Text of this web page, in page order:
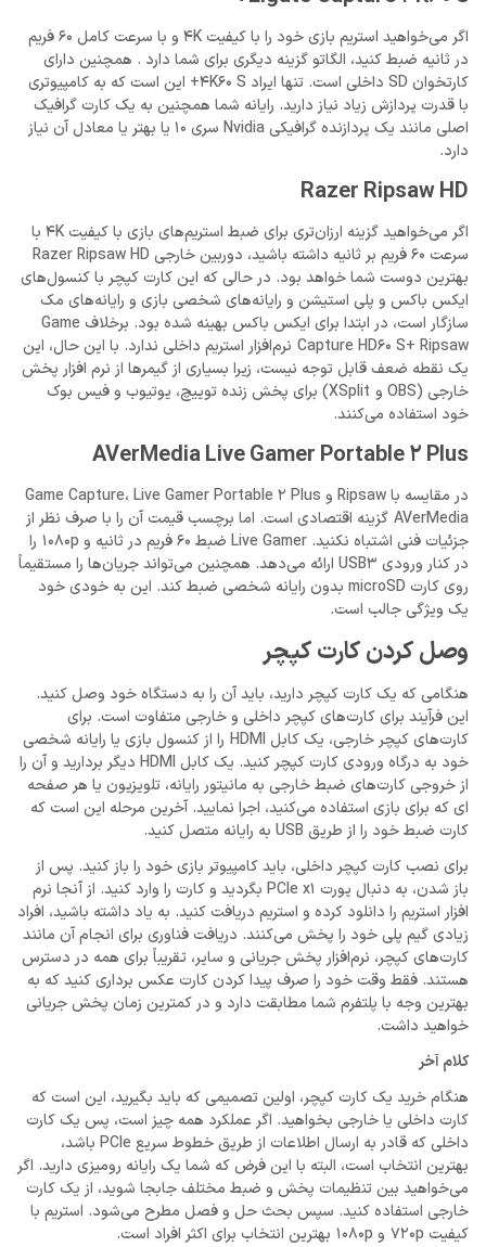
اگر می‌خواهید استریم بازی خود را با کیفیت 4K و با سرعت کامل 60 فریم
در ثانیه ضبط کنید، الگاتو گزینه دیگری برای شما دارد . همچنین دارای
کارتخوان SD داخلی است. تنها ایراد 4K60 S+ این است که به کامپیوتری
با قدرت پردازش زیاد نیاز دارید. رایانه شما همچنین به یک کارت گرافیک
اصلی مانند یک پردازنده گرافیکی Nvidia سری 10 یا بهتر یا معادل آن نیاز
دارد.
Razer Ripsaw HD
اگر می‌خواهید گزینه ارزان‌تری برای ضبط استریم‌های بازی با کیفیت 4K با
سرعت 60 فریم بر ثانیه داشته باشید، دوربین خارجی Razer Ripsaw HD
بهترین دوست شما خواهد بود. در حالی که این کارت کپچر با کنسول‌های
ایکس باکس و پلی استیشن و رایانه‌های شخصی بازی و رایانه‌های مک
سازگار است، در ابتدا برای ایکس باکس بهینه شده بود. برخلاف Game
Capture HD60 S+ Ripsaw نرم‌افزار استریم داخلی ندارد. با این حال، این
یک نقطه ضعف قابل توجه نیست، زیرا بسیاری از گیمرها از نرم افزار پخش
خارجی (OBS و XSplit) برای پخش زنده توییچ، یوتیوب و فیس بوک
خود استفاده می‌کنند.
AVerMedia Live Gamer Portable 2 Plus
در مقایسه با Ripsaw و Game Capture، Live Gamer Portable 2 Plus
AVerMedia گزینه اقتصادی است. اما برچسب قیمت آن را با صرف نظر از
جزئیات فنی اشتباه نکنید. Live Gamer ضبط 60 فریم در ثانیه و 1080p را
در کنار ورودی USB3 ارائه می‌دهد. همچنین می‌تواند جریان‌ها را مستقیماً
روی کارت microSD بدون رایانه شخصی ضبط کند. این به خودی خود
یک ویژگی جالب است.
وصل کردن کارت کپچر
هنگامی که یک کارت کپچر دارید، باید آن را به دستگاه خود وصل کنید.
این فرآیند برای کارت‌های کپچر داخلی و خارجی متفاوت است. برای
کارت‌های کپچر خارجی، یک کابل HDMI را از کنسول بازی یا رایانه شخصی
خود به درگاه ورودی کارت کپچر کنید. یک کابل HDMI دیگر بردارید و آن را
از خروجی کارت‌های ضبط خارجی به مانیتور رایانه، تلویزیون یا هر صفحه
ای که برای بازی استفاده می‌کنید، اجرا نمایید. آخرین مرحله این است که
کارت ضبط خود را از طریق USB به رایانه متصل کنید.
برای نصب کارت کپچر داخلی، باید کامپیوتر بازی خود را باز کنید. پس از
باز شدن، به دنبال پورت PCIe x1 بگردید و کارت را وارد کنید. از آنجا نرم
افزار استریم را دانلود کرده و استریم دریافت کنید. به یاد داشته باشید، افراد
زیادی گیم پلی خود را پخش می‌کنند. دریافت فناوری برای انجام آن مانند
کارت‌های کپچر، نرم‌افزار پخش جریانی و سایر، تقریباً برای همه در دسترس
هستند. فقط وقت خود را صرف پیدا کردن کارت عکس برداری کنید که به
بهترین وجه با پلتفرم شما مطابقت دارد و در کمترین زمان پخش جریانی
خواهید داشت.
کلام آخر
هنگام خرید یک کارت کپچر، اولین تصمیمی که باید بگیرید، این است که
کارت داخلی یا خارجی بخواهید. اگر عملکرد همه چیز است، پس یک کارت
داخلی که قادر به ارسال اطلاعات از طریق خطوط سریع PCIe باشد،
بهترین انتخاب است، البته با این فرض که شما یک رایانه رومیزی دارید. اگر
می‌خواهید بین تنظیمات پخش و ضبط مختلف جابجا شوید، از یک کارت
خارجی استفاده کنید. سپس بحث حل و فصل مطرح می‌شود. استریم با
کیفیت 720p و 1080p بهترین انتخاب برای اکثر افراد است.